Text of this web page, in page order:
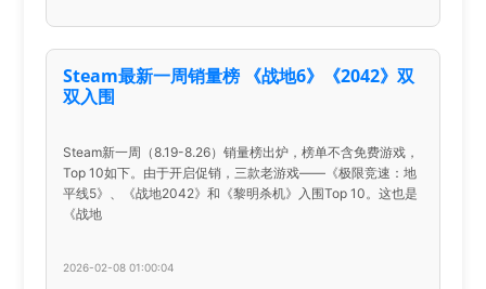
Steam最新一周销量榜 《战地6》《2042》双
双入围
Steam新一周（8.19-8.26）销量榜出炉，榜单不含免费游戏，
Top 10如下。由于开启促销，三款老游戏——《极限竞速：地
平线5》、《战地2042》和《黎明杀机》入围Top 10。这也是
《战地
2026-02-08 01:00:04